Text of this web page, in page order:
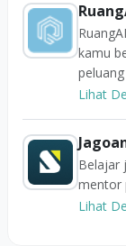
kamu
Lihat
Belajar
mentor
Lihat